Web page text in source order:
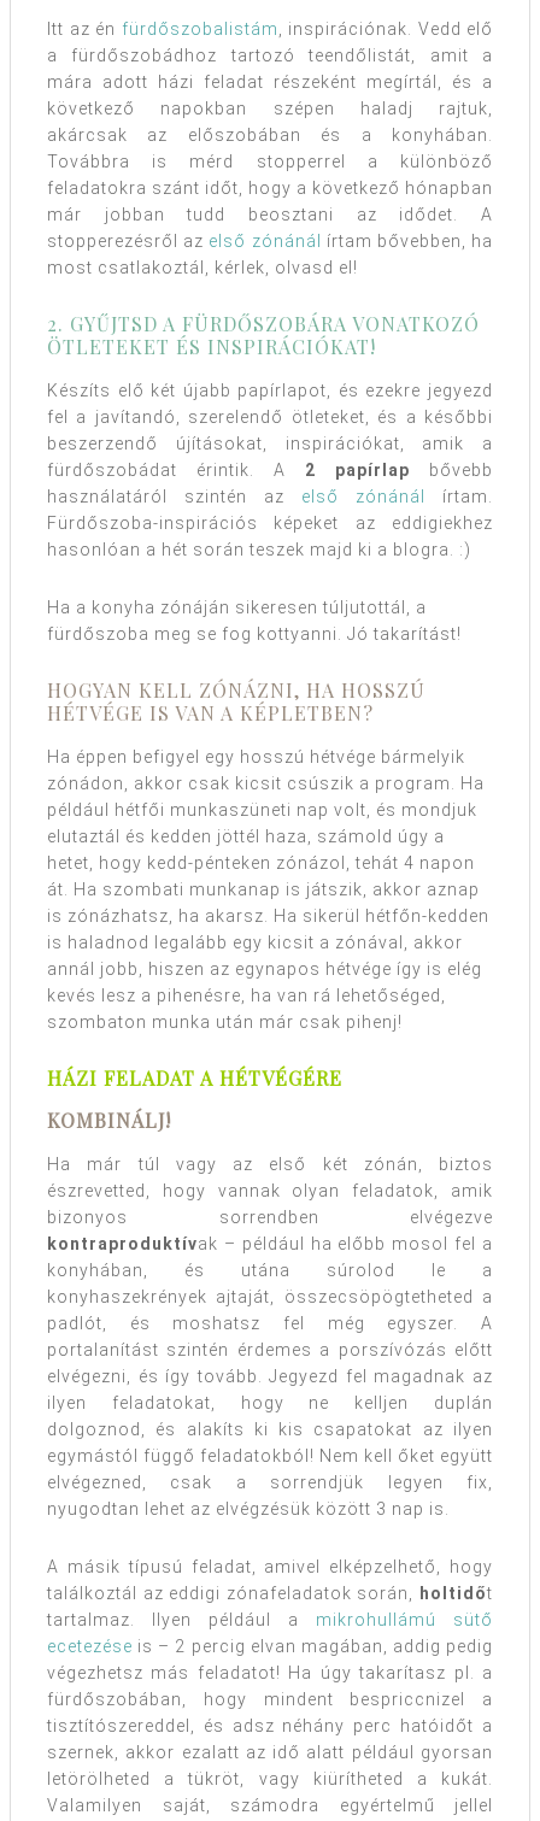
Itt az én fürdőszobalistám, inspirációnak. Vedd elő
a fürdőszobádhoz tartozó teendőlistát, amit a
mára adott házi feladat részeként megírtál, és a
következő napokban szépen haladj rajtuk,
akárcsak az előszobában és a konyhában.
Továbbra is mérd stopperrel a különböző
feladatokra szánt időt, hogy a következő hónapban
már jobban tudd beosztani az idődet. A
stopperezésről az első zónánál
írtam bővebben, ha
most csatlakoztál, kérlek, olvasd el!
2. GYŰJTSD A FÜRDŐSZOBÁRA VONATKOZÓ
ÖTLETEKET ÉS INSPIRÁCIÓKAT!
Készíts elő két újabb papírlapot, és ezekre jegyezd
fel a javítandó, szerelendő ötleteket, és a későbbi
beszerzendő újításokat, inspirációkat, amik a
fürdőszobádat érintik. A 2 papírlap bővebb
használatáról szintén az első zónánál
írtam.
Fürdőszoba-inspirációs képeket az eddigiekhez
hasonlóan a hét során teszek majd ki a blogra. :)
Ha a konyha zónáján sikeresen túljutottál, a
fürdőszoba meg se fog kottyanni. Jó takarítást!
HOGYAN KELL ZÓNÁZNI, HA HOSSZÚ
HÉTVÉGE IS VAN A KÉPLETBEN?
Ha éppen befigyel egy hosszú hétvége bármelyik
zónádon, akkor csak kicsit csúszik a program. Ha
például hétfői munkaszüneti nap volt, és mondjuk
elutaztál és kedden jöttél haza, számold úgy a
hetet, hogy kedd-pénteken zónázol, tehát 4 napon
át. Ha szombati munkanap is játszik, akkor aznap
is zónázhatsz, ha akarsz. Ha sikerül hétfőn-kedden
is haladnod legalább egy kicsit a zónával, akkor
annál jobb, hiszen az egynapos hétvége így is elég
kevés lesz a pihenésre, ha van rá lehetőséged,
szombaton munka után már csak pihenj!
HÁZI FELADAT A HÉTVÉGÉRE
KOMBINÁLJ!
Ha már túl vagy az első két zónán, biztos
észrevetted, hogy vannak olyan feladatok, amik
bizonyos sorrendben elvégezve
kontraproduktívak – például ha előbb mosol fel a
konyhában, és utána súrolod le a
konyhaszekrények ajtaját, összecsöpögtetheted a
padlót, és moshatsz fel még egyszer. A
portalanítást szintén érdemes a porszívózás előtt
elvégezni, és így tovább. Jegyezd fel magadnak az
ilyen feladatokat, hogy ne kelljen duplán
dolgoznod, és alakíts ki kis csapatokat az ilyen
egymástól függő feladatokból! Nem kell őket együtt
elvégezned, csak a sorrendjük legyen fix,
nyugodtan lehet az elvégzésük között 3 nap is.
A másik típusú feladat, amivel elképzelhető, hogy
találkoztál az eddigi zónafeladatok során,
holtidőt
tartalmaz. Ilyen például a mikrohullámú sütő
ecetezése is – 2 percig elvan magában, addig pedig
végezhetsz más feladatot! Ha úgy takarítasz pl. a
fürdőszobában, hogy mindent bespriccnizel a
tisztítószereddel, és adsz néhány perc hatóidőt a
szernek, akkor ezalatt az idő alatt például gyorsan
letörölheted a tükröt, vagy kiürítheted a kukát.
Valamilyen saját, számodra egyértelmű jellel